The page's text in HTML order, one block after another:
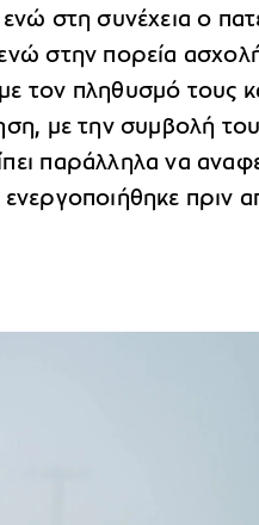
ενώ στη συνέχεια ο
στην πορεία
τον πληθυσμό τους
με την συμβολή
παράλληλα να
ενεργοποιήθηκε πριν